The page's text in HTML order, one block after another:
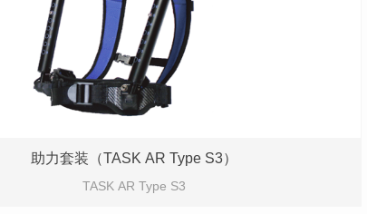
助力套装（TASK AR Type S3）
TASK AR Type S3